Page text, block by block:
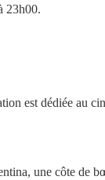
23h00.
est dédiée au
une côte de